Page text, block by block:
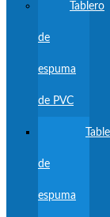
Tablero
de
espuma
de PVC
de
espuma